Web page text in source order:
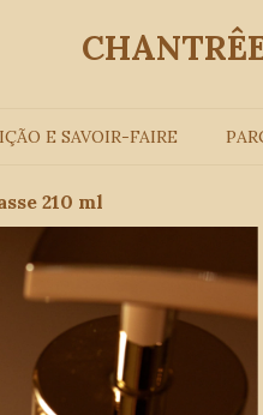
E SAVOIR-FAIRE
210 ml